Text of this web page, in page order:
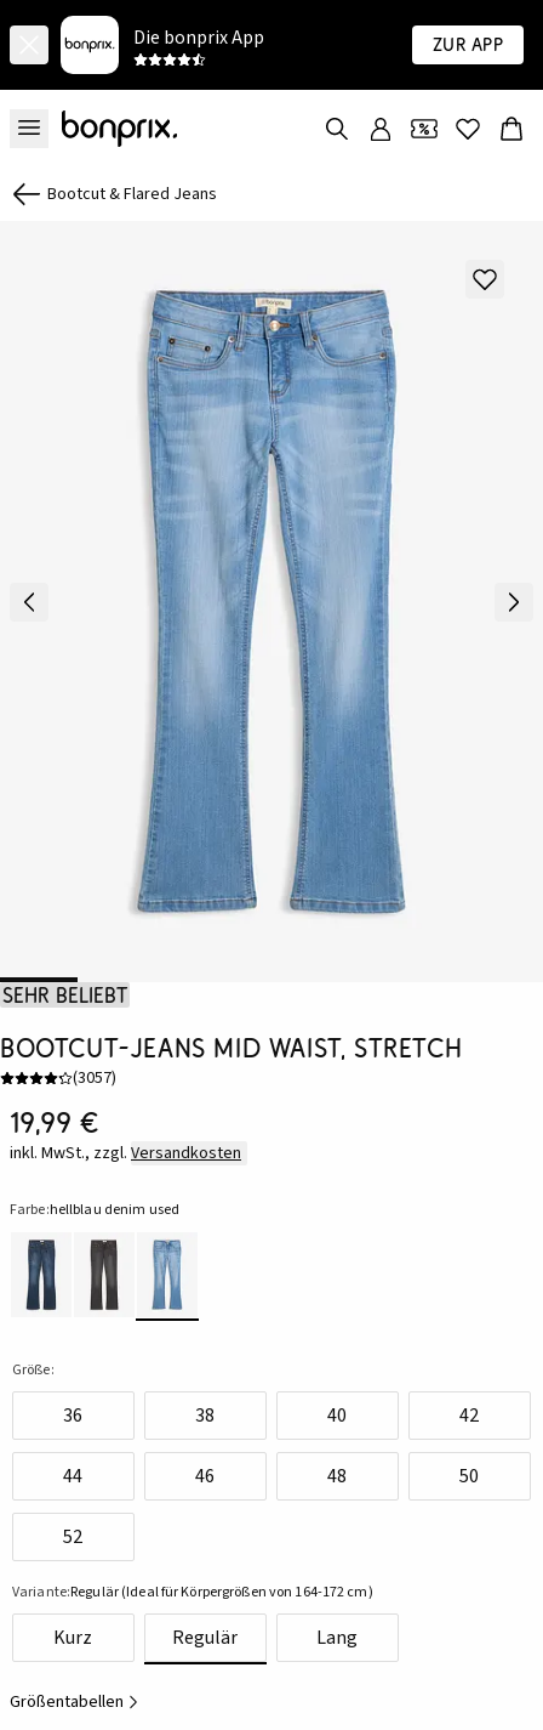
Die bonprix App Zur App
Bootcut & Flared Jeans
Sehr beliebt
Bootcut-Jeans Mid Waist, Stretch
(3057)
19,99 €
inkl. MwSt., zzgl. Versandkosten
Farbe:hellblau denim used
Größe:
36 38 40 42
44 46 48 50
52
Variante:Regulär (Ideal für Körpergrößen von 164-172 cm)
Kurz Regulär Lang
Größentabellen